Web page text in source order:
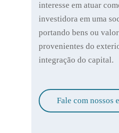
interesse em atuar
investidora em uma
portando bens ou
provenientes do
integração do capital.
Fale com nossos